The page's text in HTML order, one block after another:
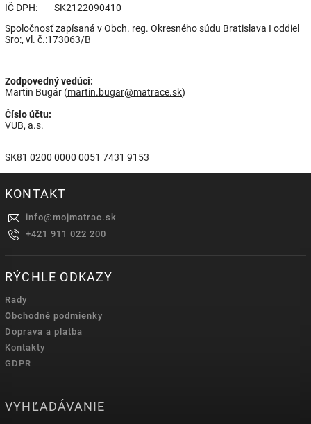
IČ DPH:
SK2122090410
Spoločnosť zapísaná v Obch. reg. Okresného súdu Bratislava I oddiel
Sro:, vl. č.:173063/B
Zodpovedný vedúci:
Martin Bugár (martin.bugar@matrace.sk)
Číslo účtu:
VUB, a.s.
SK81 0200 0000 0051 7431 9153
KONTAKT
info@mojmatrac.sk
+421 911 022 200
RÝCHLE ODKAZY
Rady
Obchodné podmienky
Doprava a platba
Kontakty
GDPR
VYHĽADÁVANIE